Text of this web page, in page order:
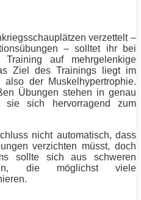
verzettelt –
– solltet ihr bei
Training auf mehrgelenkige
Ziel des Trainings liegt im
also der Muskelhypertrophie.
Übungen stehen in genau
sich hervorragend zum
nicht automatisch, dass
verzichten müsst, doch
sollte sich aus schweren
die möglichst viele